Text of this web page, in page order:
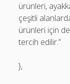
ürünleri,
çeşitli
ürünleri için
tercih edilir.”
},